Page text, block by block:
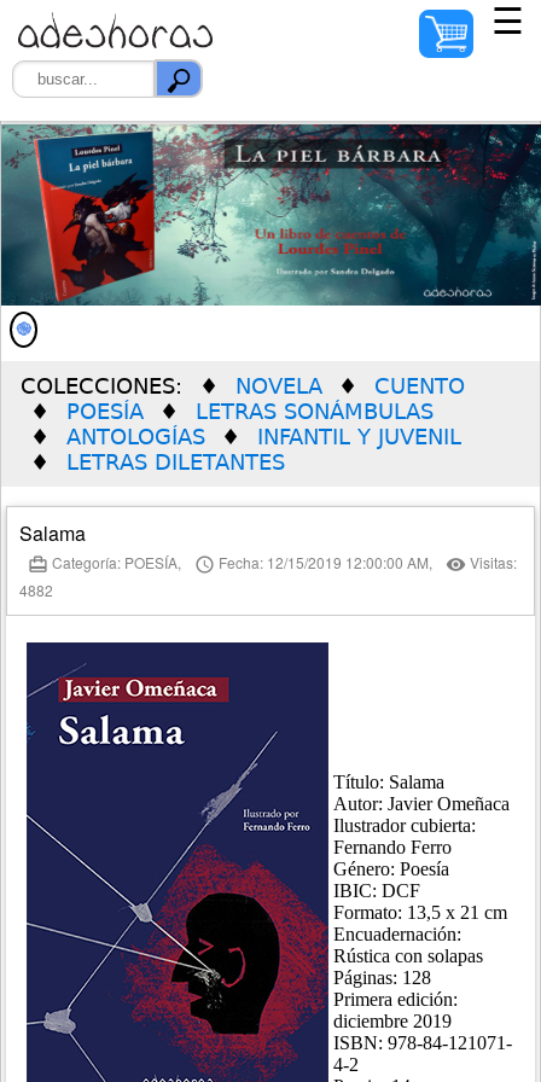
AUTORES
ILUSTRADORES
DISTRIBUIDORES
PREMIO SOLEDAD
VERDÚ
☰
COLECCIONES: NOVELA
CUENTO
POESÍA
LETRAS SONÁMBULAS
ANTOLOGÍAS
INFANTIL Y JUVENIL
LETRAS DILETANTES
Salama
card_travel Categoría: POESÍA, access_time Fecha: 12/15/2019 12:00:00 AM, remove_red_eye Visitas:
4882
Título: Salama
Autor: Javier Omeñaca
Ilustrador cubierta:
Fernando Ferro
Género: Poesía
IBIC: DCF
Formato: 13,5 x 21 cm
Encuadernación:
Rústica con solapas
Páginas: 128
Primera edición:
diciembre 2019
ISBN: 978-84-121071-
4-2